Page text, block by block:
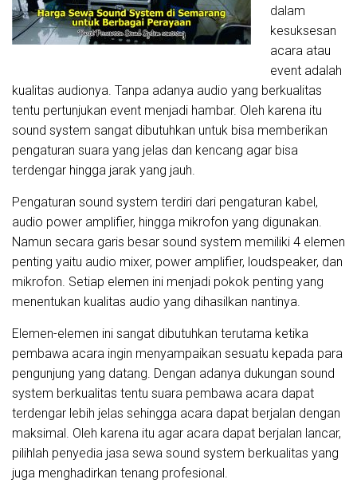
dalam
kesuksesan
acara atau
event adalah
kualitas audionya. Tanpa adanya audio yang berkualitas
tentu pertunjukan event menjadi hambar. Oleh karena itu
sound system sangat dibutuhkan untuk bisa memberikan
pengaturan suara yang jelas dan kencang agar bisa
terdengar hingga jarak yang jauh.
Pengaturan sound system terdiri dari pengaturan kabel,
audio power amplifier, hingga mikrofon yang digunakan.
Namun secara garis besar sound system memiliki 4 elemen
penting yaitu audio mixer, power amplifier, loudspeaker, dan
mikrofon. Setiap elemen ini menjadi pokok penting yang
menentukan kualitas audio yang dihasilkan nantinya.
Elemen-elemen ini sangat dibutuhkan terutama ketika
pembawa acara ingin menyampaikan sesuatu kepada para
pengunjung yang datang. Dengan adanya dukungan sound
system berkualitas tentu suara pembawa acara dapat
terdengar lebih jelas sehingga acara dapat berjalan dengan
maksimal. Oleh karena itu agar acara dapat berjalan lancar,
pilihlah penyedia jasa sewa sound system berkualitas yang
juga menghadirkan tenang profesional.